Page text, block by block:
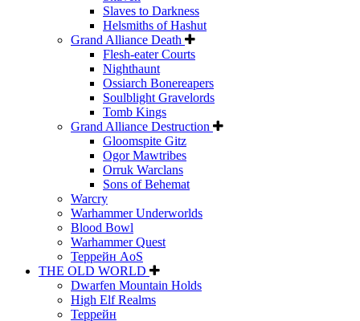
Slaves to Darkness
Helsmiths of Hashut
Grand Alliance Death
Flesh-eater Courts
Nighthaunt
Ossiarch Bonereapers
Soulblight Gravelords
Tomb Kings
Grand Alliance Destruction
Gloomspite Gitz
Ogor Mawtribes
Orruk Warclans
Sons of Behemat
Warcry
Warhammer Underworlds
Blood Bowl
Warhammer Quest
Террейн AoS
THE OLD WORLD
Dwarfen Mountain Holds
High Elf Realms
Террейн